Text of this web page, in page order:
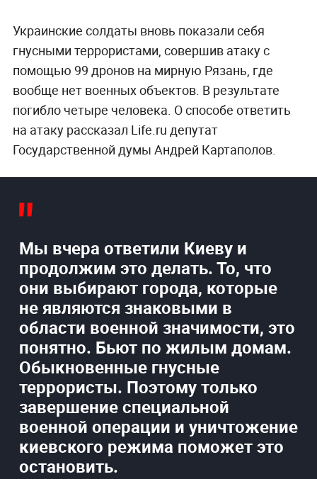
Украинские солдаты вновь показали себя
гнусными террористами, совершив атаку с
помощью 99 дронов на мирную Рязань, где
вообще нет военных объектов. В результате
погибло четыре человека. О способе ответить
на атаку рассказал Life.ru депутат
Государственной думы Андрей Картаполов.
Мы вчера ответили Киеву и
продолжим это делать. То, что
они выбирают города, которые
не являются знаковыми в
области военной значимости, это
понятно. Бьют по жилым домам.
Обыкновенные гнусные
террористы. Поэтому только
завершение специальной
военной операции и уничтожение
киевского режима поможет это
остановить.